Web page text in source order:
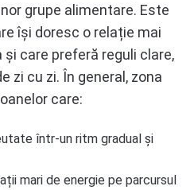
grupe alimentare. Este
își doresc o relație mai
care preferă reguli clare,
zi cu zi. În general, zona
care:
într-un ritm gradual și
mari de energie pe parcursul